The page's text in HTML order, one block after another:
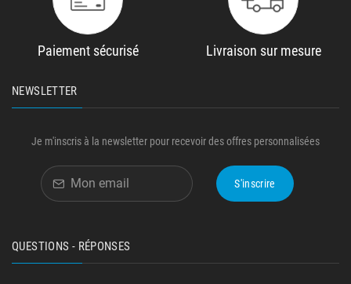
Paiement sécurisé Livraison sur mesure
NEWSLETTER
Je m'inscris à la newsletter pour recevoir des offres personnalisées
S'inscrire
QUESTIONS - RÉPONSES